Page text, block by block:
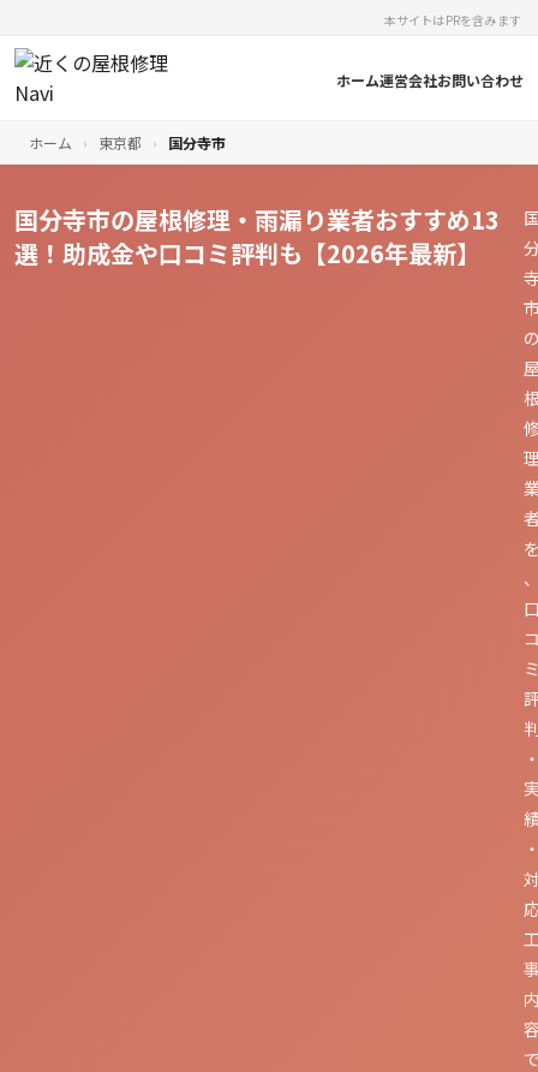
本サイトはPRを含みます
ホーム運営会社お問い合わせ
ホーム › 東京都 › 国分寺市
国分寺市の屋根修理・雨漏り業者おすすめ13
選！助成金や口コミ評判も【2026年最新】